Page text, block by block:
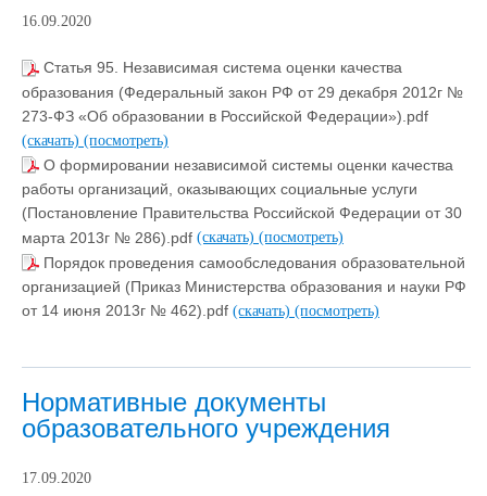
16.09.2020
Статья 95. Независимая система оценки качества
образования (Федеральный закон РФ от 29 декабря 2012г №
273-ФЗ «Об образовании в Российской Федерации»).pdf
(скачать) (посмотреть)
О формировании независимой системы оценки качества
работы организаций, оказывающих социальные услуги
(Постановление Правительства Российской Федерации от 30
марта 2013г № 286).pdf (скачать) (посмотреть)
Порядок проведения самообследования образовательной
организацией (Приказ Министерства образования и науки РФ
от 14 июня 2013г № 462).pdf (скачать) (посмотреть)
Нормативные документы
образовательного учреждения
17.09.2020